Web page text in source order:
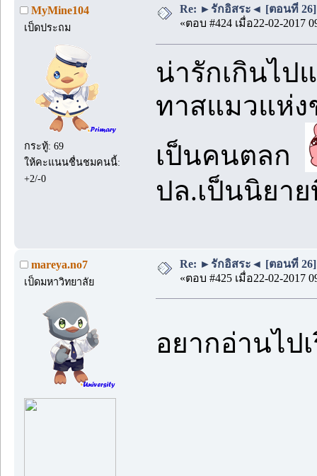
MyMine104
เป็ดประถม
กระทู้: 69
ให้คะแนนชื่นชมคนนี้:
+2/-0
Re: ►รักอิสระ◄ [ตอนที่ 26]
«ตอบ #424 เมื่อ22-02-2017
น่ารักเกินไป
ทาสแมวแห่ง
เป็นคนตลก
ปล.เป็นนิยา
mareya.no7
เป็ดมหาวิทยาลัย
Re: ►รักอิสระ◄ [ตอนที่ 26]
«ตอบ #425 เมื่อ22-02-2017
อยากอ่านไป